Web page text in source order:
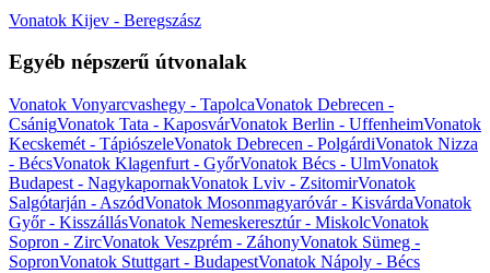
Vonatok Kijev - Beregszász
Egyéb népszerű útvonalak
Vonatok Vonyarcvashegy - TapolcaVonatok Debrecen -
CsánigVonatok Tata - KaposvárVonatok Berlin - UffenheimVonatok
Kecskemét - TápiószeleVonatok Debrecen - PolgárdiVonatok Nizza
- BécsVonatok Klagenfurt - GyőrVonatok Bécs - UlmVonatok
Budapest - NagykapornakVonatok Lviv - ZsitomirVonatok
Salgótarján - AszódVonatok Mosonmagyaróvár - KisvárdaVonatok
Győr - KisszállásVonatok Nemeskeresztúr - MiskolcVonatok
Sopron - ZircVonatok Veszprém - ZáhonyVonatok Sümeg -
SopronVonatok Stuttgart - BudapestVonatok Nápoly - Bécs